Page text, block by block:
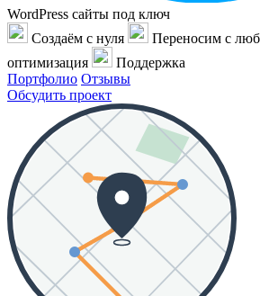
WordPress сайты под ключ
Создаём с нуля
Переносим с
оптимизация
Поддержка
Портфолио Отзывы
Обсудить проект